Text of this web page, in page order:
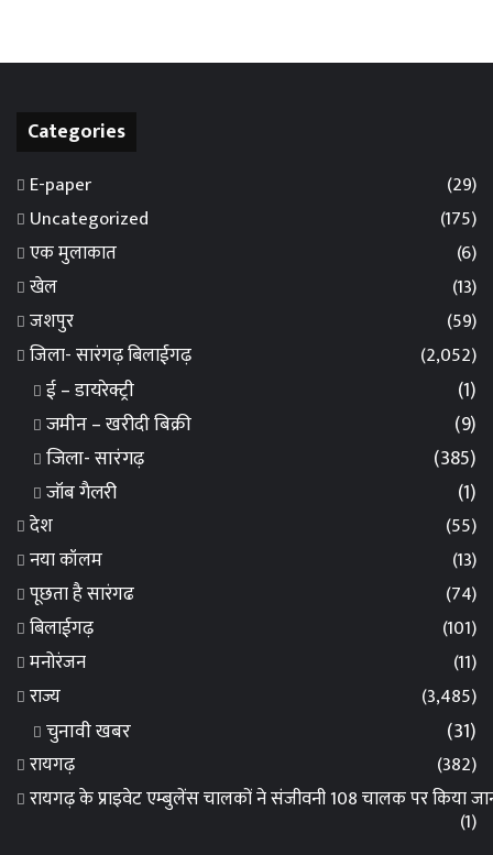
Categories
E-paper
(29)
Uncategorized
(175)
एक मुलाकात
(6)
खेल
(13)
जशपुर
(59)
जिला- सारंगढ़ बिलाईगढ़
(2,052)
ई – डायरेक्ट्री
(1)
जमीन – खरीदी बिक्री
(9)
जिला- सारंगढ़
(385)
जॉब गैलरी
(1)
देश
(55)
नया कॉलम
(13)
पूछता है सारंगढ
(74)
बिलाईगढ़
(101)
मनोरंजन
(11)
राज्य
(3,485)
चुनावी खबर (31)
रायगढ़
(382)
रायगढ़ के प्राइवेट एम्बुलेंस चालकों ने संजीवनी 108 चालक पर किया
(1)